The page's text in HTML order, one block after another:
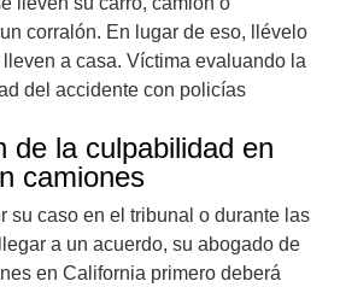
corralón. En lugar de eso, llévelo
a casa. Víctima evaluando la
del accidente con policías
de la culpabilidad en
camiones
su caso en el tribunal o durante las
a un acuerdo, su abogado de
en California primero deberá